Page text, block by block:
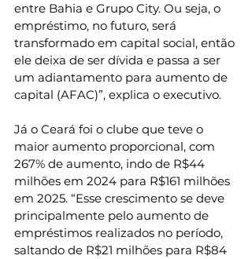
entre Bahia e Grupo City. Ou seja, o
empréstimo, no futuro, será
transformado em capital social, então
ele deixa de ser dívida e passa a ser
um adiantamento para aumento de
capital (AFAC)”, explica o executivo.
Já o Ceará foi o clube que teve o
maior aumento proporcional, com
267% de aumento, indo de R$44
milhões em 2024 para R$161 milhões
em 2025. “Esse crescimento se deve
principalmente pelo aumento de
empréstimos realizados no período,
saltando de R$21 milhões para R$84